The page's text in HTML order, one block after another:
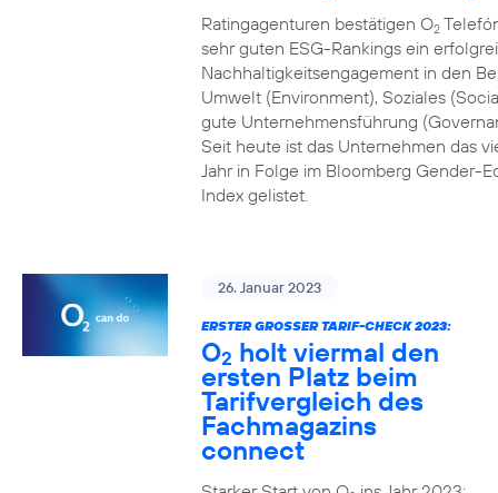
Ratingagenturen bestätigen O2
sehr guten ESG-Rankings ein
Nachhaltigkeitsengagement in den
Umwelt (Environment), Soziales
gute Unternehmensführung
Seit heute ist das Unternehmen das
Jahr in Folge im Bloomberg Gender-
Index gelistet.
26. Januar 2023
ERSTER GROSSER TARIF-CHECK 2023:
O2 holt viermal den
ersten Platz beim
Tarifvergleich des
Fachmagazins
connect